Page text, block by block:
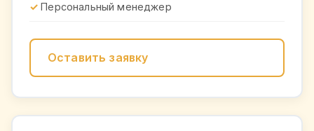
Персональный менеджер
Оставить заявку